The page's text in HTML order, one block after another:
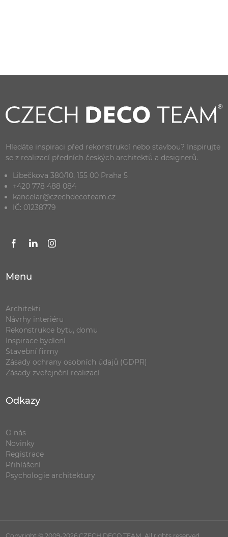
Hledáte inspiraci před rekonstrukcí nebo stavbou? Inspirujte
se z realizací předních českých architektů a designerů.
Libečkova 380/10, 155 00 Praha 5
+420 778 488 084
kancelar@czechdecoteam.cz
IČ: 01238779
Menu
Architekti
Návrhy interiéru
Rekonstrukce bytu, domu
Inspirace bydlení
Stavební firmy
Zásady ochrany osobních údajů (GDPR)
Zásady zveřejnění realizací
Odkazy
O nás
Novinky
Registrace
Přihlášení
Psychologie architektury